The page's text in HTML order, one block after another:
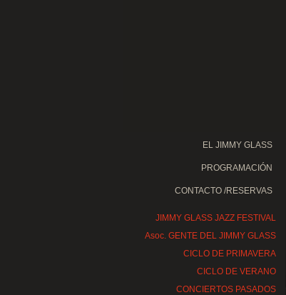
EL JIMMY GLASS
PROGRAMACIÓN
CONTACTO /RESERVAS
JIMMY GLASS JAZZ FESTIVAL
Asoc. GENTE DEL JIMMY GLASS
CICLO DE PRIMAVERA
CICLO DE VERANO
CONCIERTOS PASADOS